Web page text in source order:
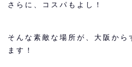
さらに、コスパもよし！
そんな素敵な場所が、大阪から
ます！